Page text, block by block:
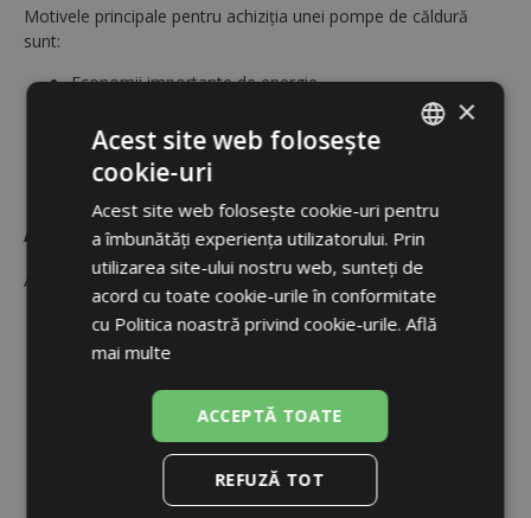
Motivele principale pentru achiziția unei pompe de căldură
sunt:
Economii importante de energie
Încălzirea confortabilă a spațiului și a ACM (apei calde
menajere)
Tehnologie cu impact redus asupra mediului
Avantaje pompe de căldură
Avantajele pompelor de căldură Regulus sunt multiple:
Economii mari de energie
Eficiență energetică ridicată
Calitate de top
Parametrii de funcționare excelenți
Servicii post - vânzare de calitate
Produs ecologic cu impact redus asupra mediului
ENGLISH
×
Acest site web folosește
cookie-uri
Acest site web folosește cookie-uri pentru
a îmbunătăți experiența utilizatorului. Prin
utilizarea site-ului nostru web, sunteți de
acord cu toate cookie-urile în conformitate
cu Politica noastră privind cookie-urile. Află
mai multe
ACCEPTĂ TOATE
REFUZĂ TOT